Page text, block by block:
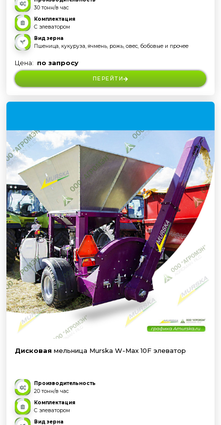
30 тонн/в час
Комплектация
С элеватором
Вид зерна
Пшеница, кукуруза, ячмень, рожь, овес, бобовые и прочее
Цена: по запросу
ПЕРЕЙТИ
Дисковая мельница Murska W-Max 10F элеватор
Производительность
20 тонн/в час
Комплектация
С элеватором
Вид зерна